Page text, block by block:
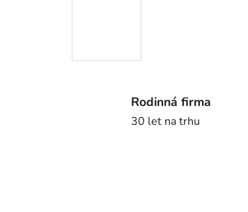
Rodinná firma
30 let na trhu